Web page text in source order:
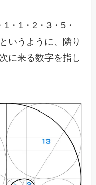
1・1・2・3・5・
いうように、隣り
に来る数字を指し